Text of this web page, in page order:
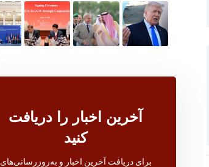
آخرین اخبار را دریافت
کنید
برای دریافت آخرین اخبار و به‌روزرسانی‌های